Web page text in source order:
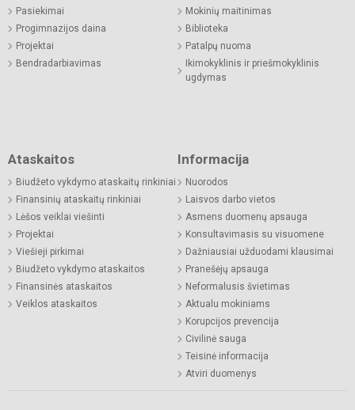
Pasiekimai
Progimnazijos daina
Projektai
Bendradarbiavimas
Mokinių maitinimas
Biblioteka
Patalpų nuoma
Ikimokyklinis ir priešmokyklinis
ugdymas
Ataskaitos
Biudžeto vykdymo ataskaitų rinkiniai
Finansinių ataskaitų rinkiniai
Lėšos veiklai viešinti
Projektai
Viešieji pirkimai
Biudžeto vykdymo ataskaitos
Finansinės ataskaitos
Veiklos ataskaitos
Informacija
Nuorodos
Laisvos darbo vietos
Asmens duomenų apsauga
Konsultavimasis su visuomene
Dažniausiai užduodami klausimai
Pranešėjų apsauga
Neformalusis švietimas
Aktualu mokiniams
Korupcijos prevencija
Civilinė sauga
Teisinė informacija
Atviri duomenys